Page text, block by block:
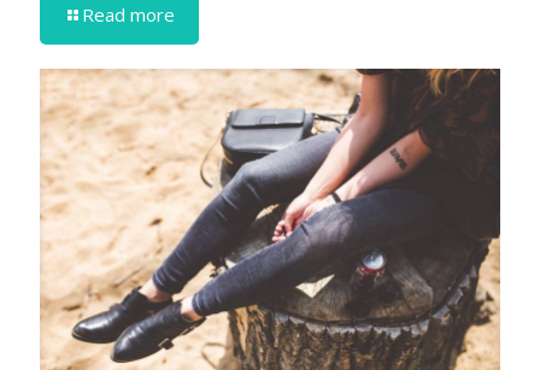
Read more